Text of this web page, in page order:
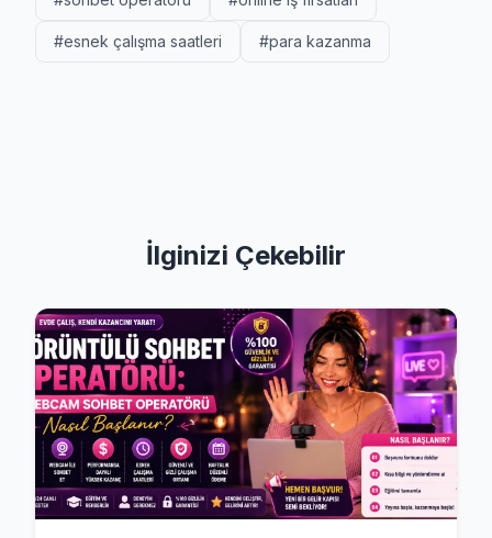
#esnek çalışma saatleri #para kazanma
İlginizi Çekebilir